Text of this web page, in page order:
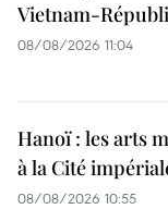
Vietnam-
08/08/2026 11:04
Hanoï : les arts
à la Cité
08/08/2026 10:55